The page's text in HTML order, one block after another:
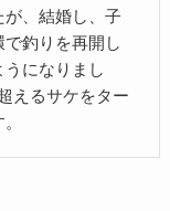
が、結婚し、子
釣りを再開し
になりまし
えるサケをター